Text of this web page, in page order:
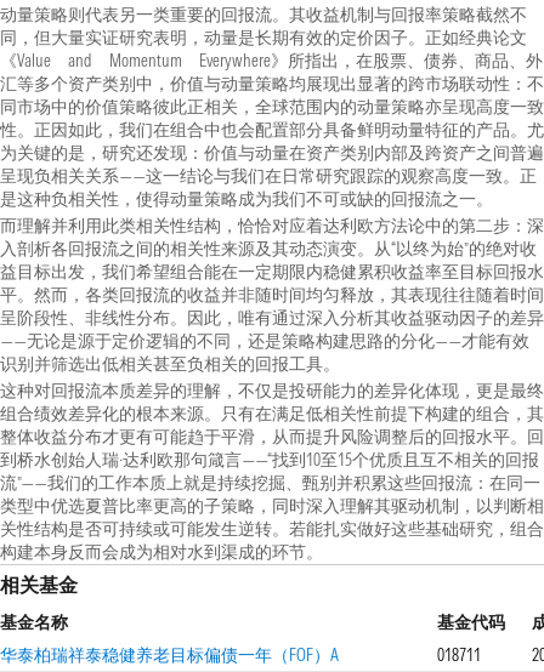
动量策略则代表另一类重要的回报流。其收益机制与回报率策略截然不
同，但大量实证研究表明，动量是长期有效的定价因子。正如经典论文
《Value and Momentum Everywhere》所指出，在股票、债券、商品、外
汇等多个资产类别中，价值与动量策略均展现出显著的跨市场联动性：不
同市场中的价值策略彼此正相关，全球范围内的动量策略亦呈现高度一致
性。正因如此，我们在组合中也会配置部分具备鲜明动量特征的产品。尤
为关键的是，研究还发现：价值与动量在资产类别内部及跨资产之间普遍
呈现负相关关系——这一结论与我们在日常研究跟踪的观察高度一致。正
是这种负相关性，使得动量策略成为我们不可或缺的回报流之一。
而理解并利用此类相关性结构，恰恰对应着达利欧方法论中的第二步：深
入剖析各回报流之间的相关性来源及其动态演变。从“以终为始”的绝对收
益目标出发，我们希望组合能在一定期限内稳健累积收益率至目标回报水
平。然而，各类回报流的收益并非随时间均匀释放，其表现往往随着时间
呈阶段性、非线性分布。因此，唯有通过深入分析其收益驱动因子的差异
——无论是源于定价逻辑的不同，还是策略构建思路的分化——才能有效
识别并筛选出低相关甚至负相关的回报工具。
这种对回报流本质差异的理解，不仅是投研能力的差异化体现，更是最终
组合绩效差异化的根本来源。只有在满足低相关性前提下构建的组合，其
整体收益分布才更有可能趋于平滑，从而提升风险调整后的回报水平。回
到桥水创始人瑞·达利欧那句箴言——“找到10至15个优质且互不相关的回报
流”——我们的工作本质上就是持续挖掘、甄别并积累这些回报流：在同一
类型中优选夏普比率更高的子策略，同时深入理解其驱动机制，以判断相
关性结构是否可持续或可能发生逆转。若能扎实做好这些基础研究，组合
构建本身反而会成为相对水到渠成的环节。
相关基金
基金名称 基金代码
华泰柏瑞祥泰稳健养老目标偏债一年（FOF）A
018711